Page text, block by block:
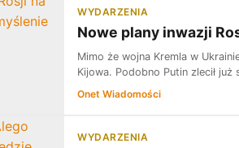
WYDARZENIA
Nowe plany inwazji
Mimo że wojna Kremla w
Kijowa. Podobno Putin zlecił
Onet Wiadomości
WYDARZENIA